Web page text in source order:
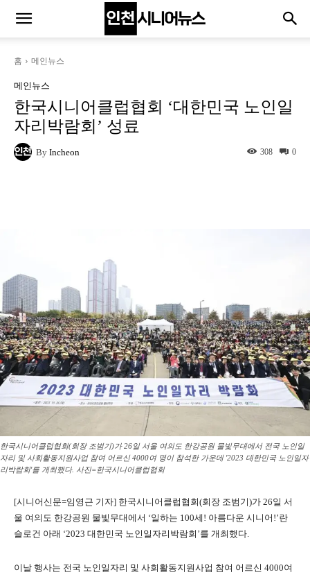
홈 메인뉴스
메인뉴스
한국시니어클럽협회 ‘대한민국 노인일
자리박람회’ 성료
By Incheon 0
308
한국시니어클럽협회(회장 조범기)가 26일 서울 여의도 한강공원 물빛무대에서 전국 노인일
자리 및 사회활동지원사업 참여 어르신 4000여 명이 참석한 가운데 '2023 대한민국 노인일자
리박람회'를 개최했다. 사진=한국시니어클럽협회
[시니어신문=임영근 기자] 한국시니어클럽협회(회장 조범기)가 26일 서
울 여의도 한강공원 물빛무대에서 ‘일하는 100세! 아름다운 시니어!’란
슬로건 아래 ‘2023 대한민국 노인일자리박람회’를 개최했다.
이날 행사는 전국 노인일자리 및 사회활동지원사업 참여 어르신 4000여